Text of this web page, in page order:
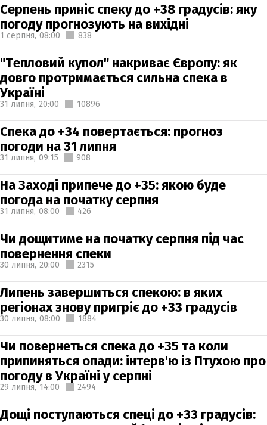
Серпень приніс спеку до +38 градусів: яку
погоду прогнозують на вихідні
1 серпня, 08:00 838
"Тепловий купол" накриває Європу: як
довго протримається сильна спека в
Україні
31 липня, 20:00 10896
Спека до +34 повертається: прогноз
погоди на 31 липня
31 липня, 09:15 908
На Заході припече до +35: якою буде
погода на початку серпня
31 липня, 08:00 426
Чи дощитиме на початку серпня під час
повернення спеки
30 липня, 20:00 2315
Липень завершиться спекою: в яких
регіонах знову пригріє до +33 градусів
30 липня, 08:00 1884
Чи повернеться спека до +35 та коли
припиняться опади: інтерв'ю із Птухою про
погоду в Україні у серпні
29 липня, 14:00 2494
Дощі поступаються спеці до +33 градусів: